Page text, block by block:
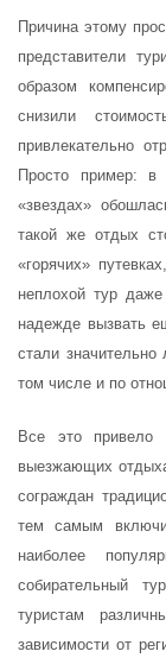
Причина этому
представители
образом
снизили
привлекательно
Просто пример:
«звездах»
такой же отдых
«горячих»
неплохой тур
надежде вызвать
стали
том числе и по
Все это привело
выезжающих
сограждан
тем самым
наиболее
собирательный
туристам
зависимости от